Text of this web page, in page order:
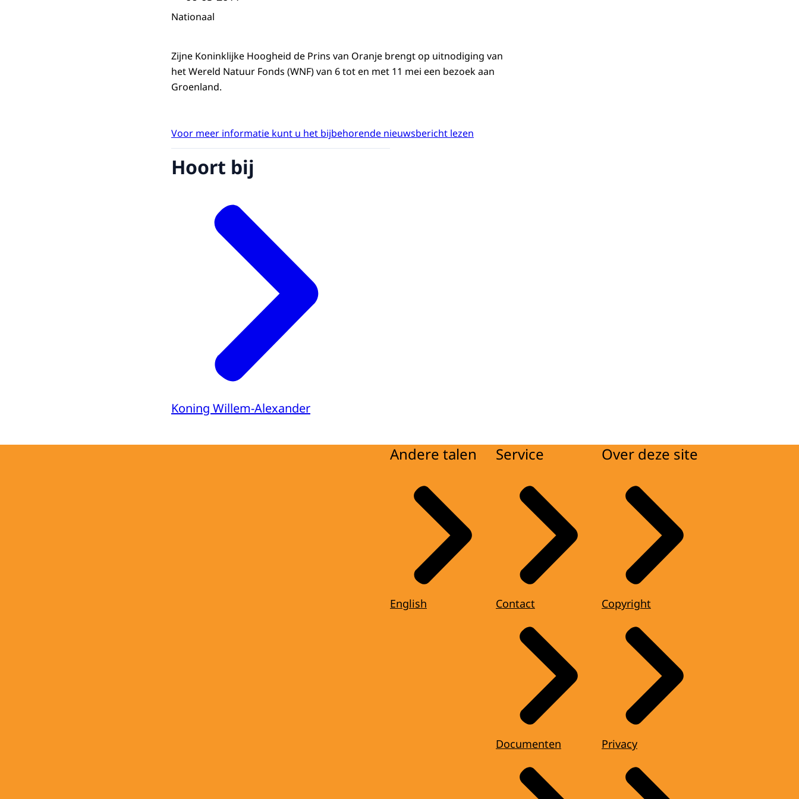
Nationaal
Zijne Koninklijke Hoogheid de Prins van Oranje brengt op uitnodiging van
het Wereld Natuur Fonds (WNF) van 6 tot en met 11 mei een bezoek aan
Groenland.
Voor meer informatie kunt u het bijbehorende nieuwsbericht lezen
Hoort bij
Koning Willem-Alexander
Andere talen
English
Service
Contact
Documenten
Over deze site
Copyright
Privacy